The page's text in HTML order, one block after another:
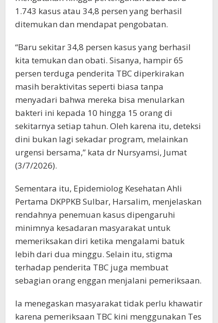
1.743 kasus atau 34,8 persen yang berhasil
ditemukan dan mendapat pengobatan.
“Baru sekitar 34,8 persen kasus yang berhasil
kita temukan dan obati. Sisanya, hampir 65
persen terduga penderita TBC diperkirakan
masih beraktivitas seperti biasa tanpa
menyadari bahwa mereka bisa menularkan
bakteri ini kepada 10 hingga 15 orang di
sekitarnya setiap tahun. Oleh karena itu, deteksi
dini bukan lagi sekadar program, melainkan
urgensi bersama,” kata dr Nursyamsi, Jumat
(3/7/2026).
Sementara itu, Epidemiolog Kesehatan Ahli
Pertama DKPPKB Sulbar, Harsalim, menjelaskan
rendahnya penemuan kasus dipengaruhi
minimnya kesadaran masyarakat untuk
memeriksakan diri ketika mengalami batuk
lebih dari dua minggu. Selain itu, stigma
terhadap penderita TBC juga membuat
sebagian orang enggan menjalani pemeriksaan.
Ia menegaskan masyarakat tidak perlu khawatir
karena pemeriksaan TBC kini menggunakan Tes